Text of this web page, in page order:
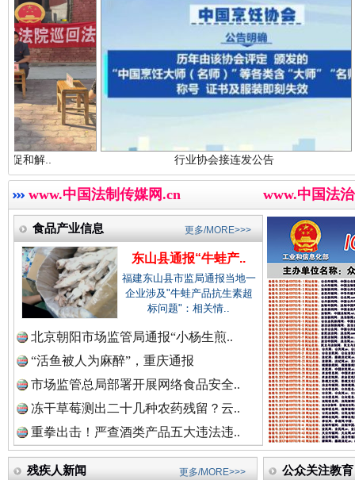
中国农业新闻网.
中国视频新闻网.
中国廉政法纪网.
中国律师在线.
中国参政网.中
世界屋脊 天路回响
红船起航处 潮起向未来 广州首
行业协会接连发公告
www.中国法制传媒网.cn www.中国法
食品产业信息
东山县通报“牛蛙产..
福建东山县市监局通报当地一
企业涉及"牛蛙产品抗生素超
标问题"：相关情..
北京朝阳市场监管局通报“小杨生煎..
“活鱼被人为麻醉”，重庆通报
市场监管总局部署开展网络食品安全..
冻干草莓测出二十几种农药残留？云..
重拳出击！严查酒类产品五大违法违..
更多/MORE>>>
残疾人新闻 更多/MORE>>> 公众关注教育